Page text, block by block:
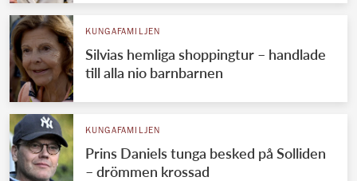
KUNGAFAMILJEN
Silvias hemliga shoppingtur – handlade
till alla nio barnbarnen
KUNGAFAMILJEN
Prins Daniels tunga besked på Solliden
– drömmen krossad